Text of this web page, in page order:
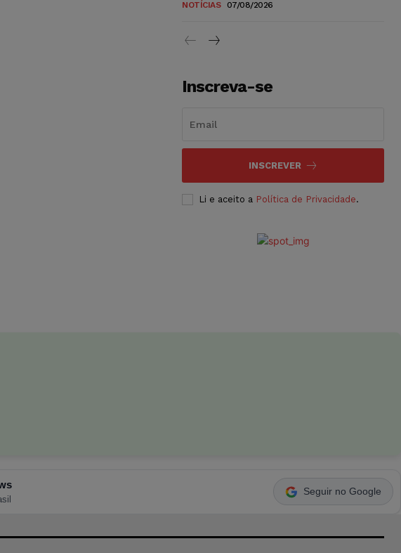
NOTÍCIAS 07/08/2026
Inscreva-se
INSCREVER
Li e aceito a Política de Privacidade.
Seguir no Google